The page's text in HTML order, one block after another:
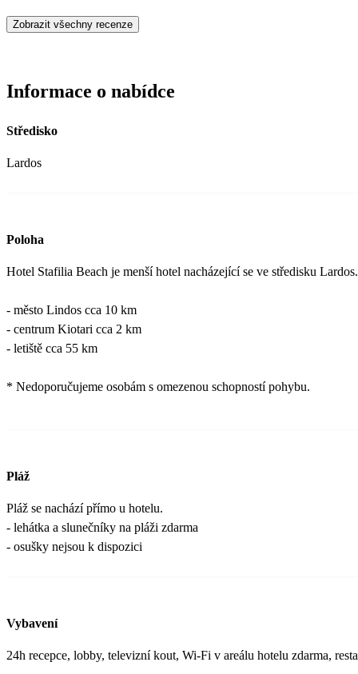
Zobrazit všechny recenze
Informace o nabídce
Středisko
Lardos
Poloha
Hotel Stafilia Beach je menší hotel nacházející se ve středisku Lardos.
- město Lindos cca 10 km
- centrum Kiotari cca 2 km
- letiště cca 55 km
* Nedoporučujeme osobám s omezenou schopností pohybu.
Pláž
Pláž se nachází přímo u hotelu.
- lehátka a slunečníky na pláži zdarma
- osušky nejsou k dispozici
Vybavení
24h recepce, lobby, televizní kout, Wi-Fi v areálu hotelu zdarma,